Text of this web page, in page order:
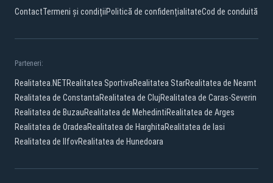
ContactTermeni și condițiiPolitică de confidențialitateCod de conduită
Parteneri:
Realitatea.NETRealitatea SportivaRealitatea StarRealitatea de Neamt
Realitatea de ConstantaRealitatea de ClujRealitatea de Caras-Severin
Realitatea de BuzauRealitatea de MehedintiRealitatea de Arges
Realitatea de OradeaRealitatea de HarghitaRealitatea de Iasi
Realitatea de IlfovRealitatea de Hunedoara